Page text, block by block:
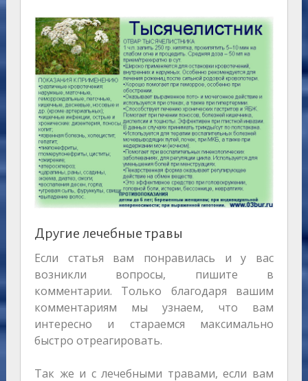
Другие лечебные травы
Если статья вам понравилась и у вас
возникли вопросы, пишите в
комментарии. Только благодаря вашим
комментариям мы узнаем, что вам
интересно и стараемся максимально
быстро отреагировать.
Так же и с лечебными травами, если вам